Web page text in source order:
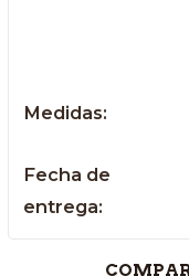
Medidas:
Fecha de
entrega: